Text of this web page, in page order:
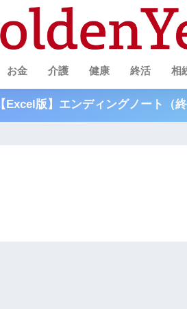
お金 介護 健康 終活 相
【Excel版】エンディングノート（終